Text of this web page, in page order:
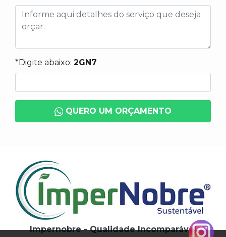
*Digite abaixo: 2GN7
QUERO UM ORÇAMENTO
Impernobre - Qualidade Incomparável